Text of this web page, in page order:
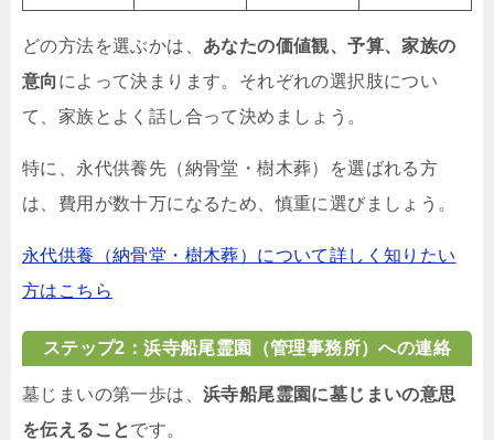
どの方法を選ぶかは、 あなたの価値観、予算、家族の
意向 によって決まります。それぞれの選択肢につい
て、家族とよく話し合って決めましょう。
特に、永代供養先（納骨堂・樹木葬）を選ばれる方
は、費用が数十万になるため、慎重に選びましょう。
永代供養（納骨堂・樹木葬）について詳しく知りたい
方はこちら
ステップ2：浜寺船尾霊園（管理事務所）への連絡
墓じまいの第一歩は、 浜寺船尾霊園に墓じまいの意思
を伝えることです。